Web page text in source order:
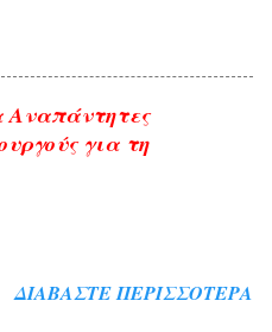
Αναπάντητες
για τη
ΔΙΑΒΆΣΤΕ ΠΕΡΙΣΣΌΤΕΡΑ